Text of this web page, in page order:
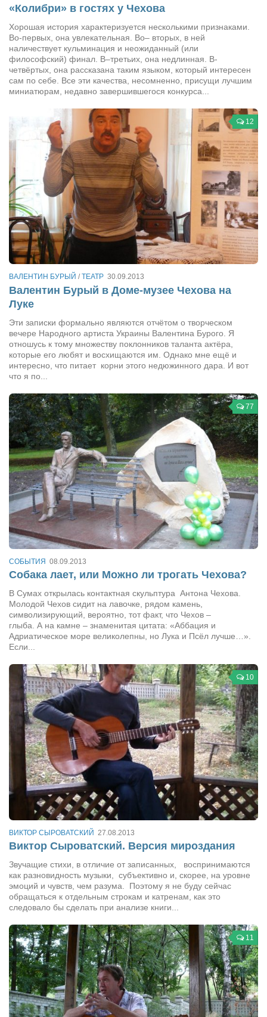
Барды
Владимир Айзенберг
Игорь Добровольский
Ольга Козаченко
Оксана Скоробагатская
Евгений Полюхович
Ольга Чикина
Бизнес-партнёры
Здоровье
Врач психиатр–нарколог Анплеев А.Б.
Косметологическое отделение КП Сумская
городская клиническая больница №4
Оптика — Медтехника
Тенториум -центр независимых дистрибьюторов
«Винегрет» — демократичный ресторан
«ЧАЙ — КАВА» магазин — кафе
Магазины
«Книголюб» — супермаркет
Багетный двор
МАГАЗИН СТИХОВ НА ЗАКАЗ
«Павел» — магазин мужской одежды
Туризм
«Траверс» — экипировочный центр
Журналисты
Александр Гвоздик
Александр Кугук
Евгений Касьяненко
Сергей Коноз
Денис Федченко
Alfom Studio
Guitarproduction Studio
Писатели
Поэты
Режиссёры
Художники
Надія Белокур
Анна Гидора
Леонтий Костур
Ирина Проценко
Александр Садовский
Анна Черненко
Марина Фенота
Гостиная
Он и Она
«Колибри» в гостях у Чехова
Хорошая история характеризуется несколькими признаками.
Во-первых, она увлекательная. Во– вторых, в ней
наличествует кульминация и неожиданный (или
философский) финал. В–третьих, она недлинная. В-
четвёртых, она рассказана таким языком, который интересен
сам по себе. Все эти качества, несомненно, присущи лучшим
миниатюрам, недавно завершившегося конкурса...
12
ВАЛЕНТИН БУРЫЙ /ТЕАТР 30.09.2013
Валентин Бурый в Доме-музее Чехова на
Луке
Эти записки формально являются отчётом о творческом
вечере Народного артиста Украины Валентина Бурого. Я
отношусь к тому множеству поклонников таланта актёра,
которые его любят и восхищаются им. Однако мне ещё и
интересно, что питает корни этого недюжинного дара. И вот
что я по...
77
СОБЫТИЯ 08.09.2013
Собака лает, или Можно ли трогать Чехова?
В Сумах открылась контактная скульптура Антона Чехова.
Молодой Чехов сидит на лавочке, рядом камень,
символизирующий, вероятно, тот факт, что Чехов –
глыба. А на камне – знаменитая цитата: «Аббация и
Адриатическое море великолепны, но Лука и Псёл лучше…».
Если...
10
ВИКТОР СЫРОВАТСКИЙ 27.08.2013
Виктор Сыроватский. Версия мироздания
Звучащие стихи, в отличие от записанных, воспринимаются
как разновидность музыки, субъективно и, скорее, на уровне
эмоций и чувств, чем разума. Поэтому я не буду сейчас
обращаться к отдельным строкам и катренам, как это
следовало бы сделать при анализе книги...
11